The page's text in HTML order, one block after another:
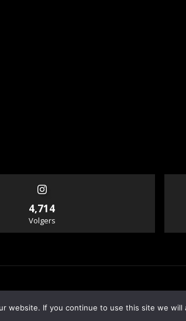
4,714
Volgers
website. If you continue to use this site we will